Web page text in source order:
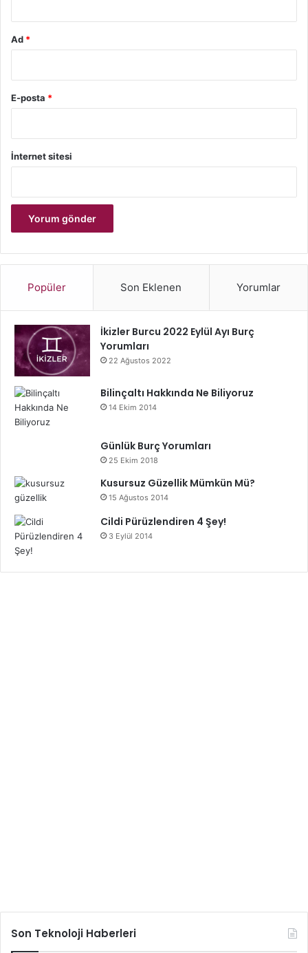
Ad *
E-posta *
İnternet sitesi
Popüler Son Eklenen Yorumlar
İkizler Burcu 2022 Eylül Ayı Burç
Yorumları
22 Ağustos 2022
Bilinçaltı Hakkında Ne Biliyoruz
14 Ekim 2014
Günlük Burç Yorumları
25 Ekim 2018
Kusursuz Güzellik Mümkün Mü?
15 Ağustos 2014
Cildi Pürüzlendiren 4 Şey!
3 Eylül 2014
Son Teknoloji Haberleri